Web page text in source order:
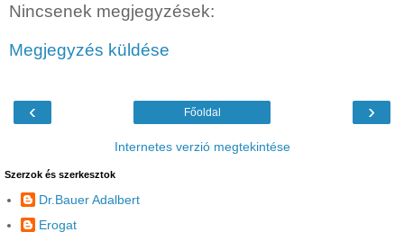
Nincsenek megjegyzések:
Megjegyzés küldése
‹ ›
Főoldal
Internetes verzió megtekintése
Szerzok és szerkesztok
Dr.Bauer Adalbert
Erogat